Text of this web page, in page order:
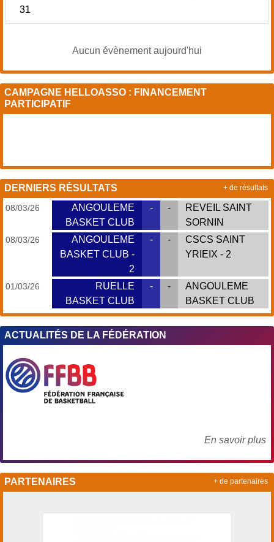
31
Aucun évènement aujourd'hui
CAMPAGNE HELLOASSO : FINANCEMENT
PARTICIPATIF
DERNIERS RÉSULTATS
08/03/26
ANGOULEME
BASKET CLUB
- -
REVEIL SAINT
SORNIN
08/03/26
ANGOULEME
BASKET CLUB -
2
- -
CSCS SAINT
YRIEIX - 2
01/03/26
RUELLE
BASKET CLUB
- -
ANGOULEME
BASKET CLUB
+ de résultats
ACTUALITÉS DE LA FÉDÉRATION
En savoir plus
PARTENAIRES + de partenaires